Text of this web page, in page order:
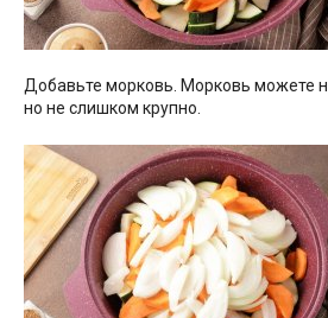
Добавьте морковь. Морковь можете
но не слишком крупно.